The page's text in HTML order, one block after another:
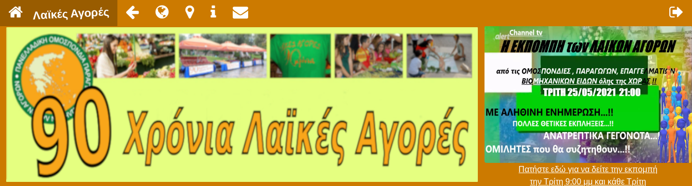
Λαϊκές Αγορές
Πατήστε εδώ για να δείτε την εκπομπή
την Τρίτη 9:00 μμ και κάθε Τρίτη